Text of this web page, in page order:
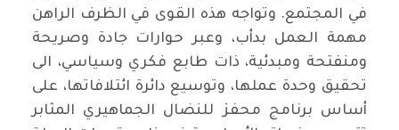
في المجتمع. وتواجه هذه القوى في الظرف الراهن
مهمة العمل بدأب، وعبر حوارات جادة وصريحة
ومنفتحة ومبدئية، ذات طابع فكري وسياسي، الى
تحقيق وحدة عملها، وتوسيع دائرة ائتلافاتها، على
أساس برنامج محفز للنضال الجماهيري المثابر